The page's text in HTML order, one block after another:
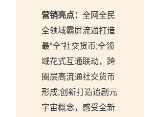
营销亮点：全网全民
全领域霸屏流通打造
最“全”社交货币;全领
域花式互通联动，跨
圈层高流通社交货币
形成;创新打造追剧元
宇宙概念，感受全新